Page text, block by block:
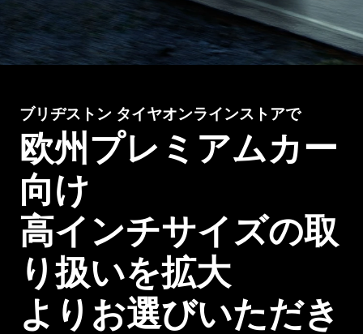
ブリヂストン タイヤオンラインストアで
欧州プレミアムカー
向け
高インチサイズの取
り扱いを拡⼤
よりお選びいただき